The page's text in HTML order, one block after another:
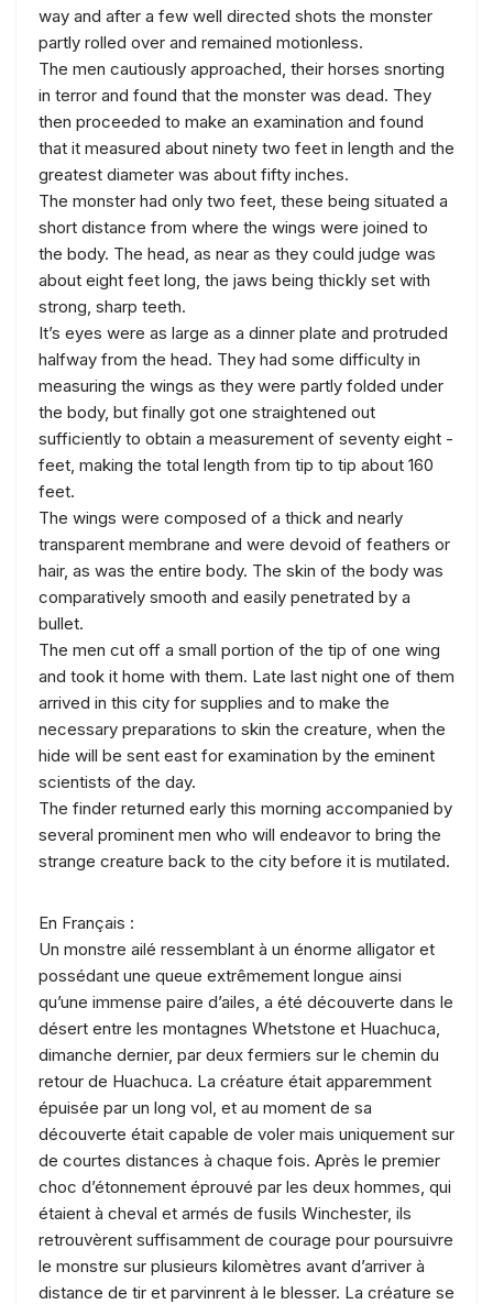
way and after a few well directed shots the monster
partly rolled over and remained motionless.
The men cautiously approached, their horses snorting
in terror and found that the monster was dead. They
then proceeded to make an examination and found
that it measured about ninety two feet in length and the
greatest diameter was about fifty inches.
The monster had only two feet, these being situated a
short distance from where the wings were joined to
the body. The head, as near as they could judge was
about eight feet long, the jaws being thickly set with
strong, sharp teeth.
It’s eyes were as large as a dinner plate and protruded
halfway from the head. They had some difficulty in
measuring the wings as they were partly folded under
the body, but finally got one straightened out
sufficiently to obtain a measurement of seventy eight -
feet, making the total length from tip to tip about 160
feet.
The wings were composed of a thick and nearly
transparent membrane and were devoid of feathers or
hair, as was the entire body. The skin of the body was
comparatively smooth and easily penetrated by a
bullet.
The men cut off a small portion of the tip of one wing
and took it home with them. Late last night one of them
arrived in this city for supplies and to make the
necessary preparations to skin the creature, when the
hide will be sent east for examination by the eminent
scientists of the day.
The finder returned early this morning accompanied by
several prominent men who will endeavor to bring the
strange creature back to the city before it is mutilated.
En Français :
Un monstre ailé ressemblant à un énorme alligator et
possédant une queue extrêmement longue ainsi
qu’une immense paire d’ailes, a été découverte dans le
désert entre les montagnes Whetstone et Huachuca,
dimanche dernier, par deux fermiers sur le chemin du
retour de Huachuca. La créature était apparemment
épuisée par un long vol, et au moment de sa
découverte était capable de voler mais uniquement sur
de courtes distances à chaque fois. Après le premier
choc d’étonnement éprouvé par les deux hommes, qui
étaient à cheval et armés de fusils Winchester, ils
retrouvèrent suffisamment de courage pour poursuivre
le monstre sur plusieurs kilomètres avant d’arriver à
distance de tir et parvinrent à le blesser. La créature se